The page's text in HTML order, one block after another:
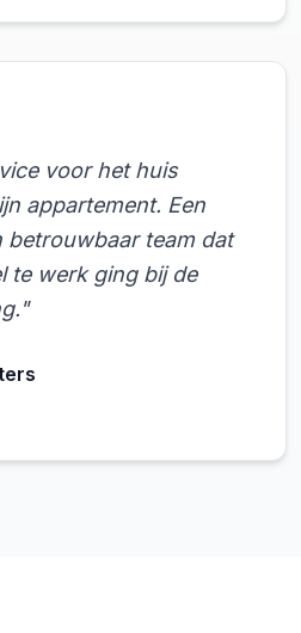
voor het huis
appartement. Een
betrouwbaar team dat
te werk ging bij de